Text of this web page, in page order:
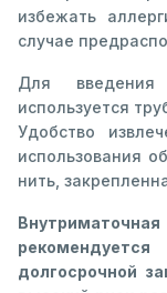
избежать
случае
Для
используется
Удобство
использования
нить,
долгосрочной